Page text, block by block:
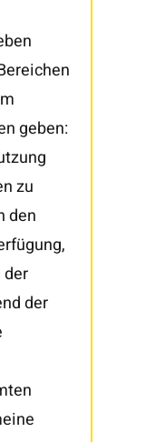
geben:
zu
den
der
der